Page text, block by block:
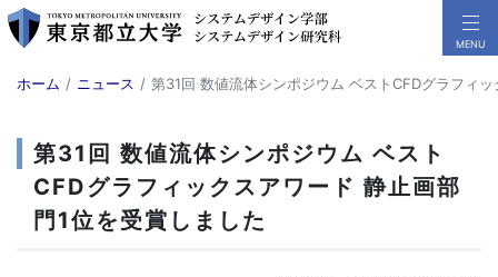
ホーム ニュース 第31回 数値流体シンポジウム ベストCFDグラフィ
第31回 数値流体シンポジウム ベスト
CFDグラフィックスアワード 静止画部
門1位を受賞しました